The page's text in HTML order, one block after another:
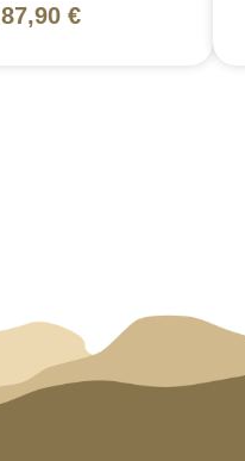
87,90 €